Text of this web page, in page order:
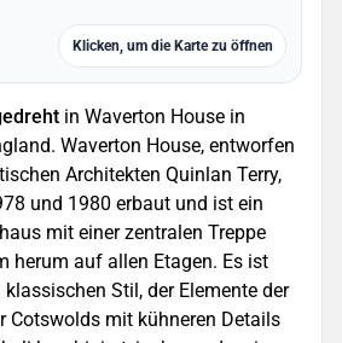
Klicken, um die Karte zu öffnen
in Waverton House in
Waverton House, entworfen
Architekten Quinlan Terry,
und 1980 erbaut und ist ein
mit einer zentralen Treppe
herum auf allen Etagen. Es ist
Stil, der Elemente der
Cotswolds mit kühneren Details